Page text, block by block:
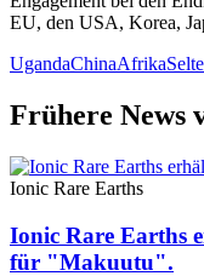
EU, den USA, Korea,
UgandaChinaAfrika
Frühere News
Ionic Rare Earths
Ionic Rare Earths
für "Makuutu".